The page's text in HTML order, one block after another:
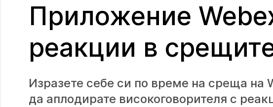
Приложение
реакции в
Изразете себе си по време на среща
да аплодирате високоговорителя с